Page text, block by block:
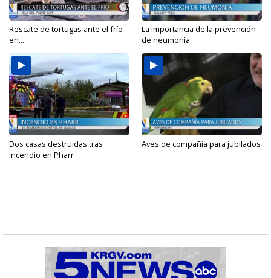
Rescate de tortugas ante el frío
en...
La importancia de la prevención
de neumonía
Dos casas destruidas tras
incendio en Pharr
Aves de compañía para jubilados